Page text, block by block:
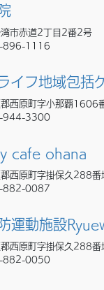
市赤道2丁目2番2号
896-1116
イフ地域包括
西原町字小那覇1606
944-3300
cafe ohana
西原町字掛保久288番
882-0087
運動施設
西原町字掛保久288番
882-0050